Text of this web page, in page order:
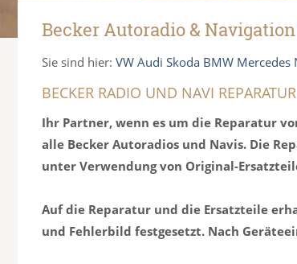
Becker Autoradio &
Sie sind hier: VW Audi Skoda BMW Mercedes
BECKER RADIO UND NAVI REPARATUR
Ihr Partner, wenn es um die Reparatur
alle Becker Autoradios und Navis. Die
unter Verwendung von Original-
Auf die Reparatur und die Ersatzteile
und Fehlerbild festgesetzt. Nach